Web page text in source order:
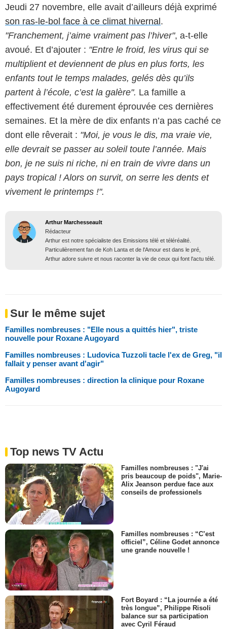
Jeudi 27 novembre, elle avait d’ailleurs déjà exprimé
son ras-le-bol face à ce climat hivernal.
"Franchement, j’aime vraiment pas l’hiver", a-t-elle
avoué. Et d’ajouter : "Entre le froid, les virus qui se
multiplient et deviennent de plus en plus forts, les
enfants tout le temps malades, gelés dès qu’ils
partent à l’école, c’est la galère". La famille a
effectivement été durement éprouvée ces dernières
semaines. Et la mère de dix enfants n’a pas caché ce
dont elle rêverait : "Moi, je vous le dis, ma vraie vie,
elle devrait se passer au soleil toute l’année. Mais
bon, je ne suis ni riche, ni en train de vivre dans un
pays tropical ! Alors on survit, on serre les dents et
vivement le printemps !".
Arthur Marchesseault
Rédacteur
Arthur est notre spécialiste des Emissions télé et téléréalité.
Particulièrement fan de Koh Lanta et de l'Amour est dans le pré,
Arthur adore suivre et nous raconter la vie de ceux qui font l'actu télé.
Sur le même sujet
Familles nombreuses : "Elle nous a quittés hier", triste
nouvelle pour Roxane Augoyard
Familles nombreuses : Ludovica Tuzzoli tacle l'ex de Greg, "il
fallait y penser avant d'agir"
Familles nombreuses : direction la clinique pour Roxane
Augoyard
Top news TV Actu
Familles nombreuses : "J'ai
pris beaucoup de poids", Marie-
Alix Jeanson perdue face aux
conseils de professionels
Familles nombreuses : “C’est
officiel”, Céline Godet annonce
une grande nouvelle !
Fort Boyard : “La journée a été
très longue”, Philippe Risoli
balance sur sa participation
avec Cyril Féraud